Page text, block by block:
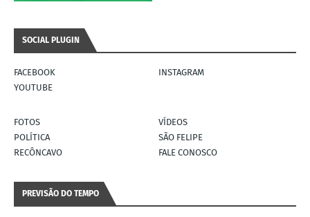
SOCIAL PLUGIN
FACEBOOK
INSTAGRAM
YOUTUBE
FOTOS
VÍDEOS
POLÍTICA
SÃO FELIPE
RECÔNCAVO
FALE CONOSCO
PREVISÃO DO TEMPO